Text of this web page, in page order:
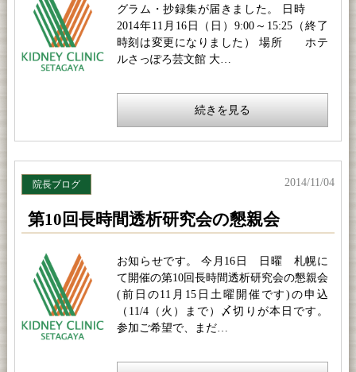
グラム・抄録集が届きました。 日時
2014年11月16日（日）9:00～15:25（終了
時刻は変更になりました） 場所 ホテ
ルさっぽろ芸文館 大…
続きを見る
第10回長時間透析研究会の懇親会
院長ブログ 2014/11/04
お知らせです。 今月16日 日曜 札幌に
て開催の第10回長時間透析研究会の懇親会
(前日の11月15日土曜開催です)の申込
（11/4（火）まで）〆切りが本日です。
参加ご希望で、まだ…